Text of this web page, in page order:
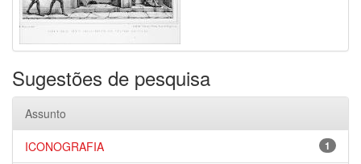
Sugestões de pesquisa
Assunto
1
ICONOGRAFIA